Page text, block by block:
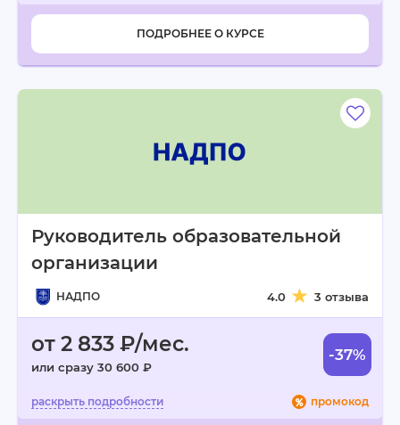
ПОДРОБНЕЕ О КУРСЕ
Руководитель образовательной
организации
НАДПО 4.0 3 отзыва
от 2 833 ₽/мес.
или сразу 30 600 ₽
-37%
промокод